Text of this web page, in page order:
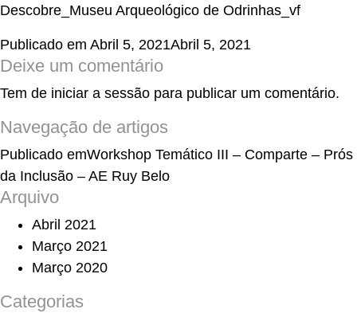
Descobre_Museu Arqueológico de Odrinhas_vf
Publicado em Abril 5, 2021Abril 5, 2021
Deixe um comentário
Tem de iniciar a sessão para publicar um comentário.
Navegação de artigos
Publicado emWorkshop Temático III – Comparte – Prós
da Inclusão – AE Ruy Belo
Arquivo
Abril 2021
Março 2021
Março 2020
Categorias